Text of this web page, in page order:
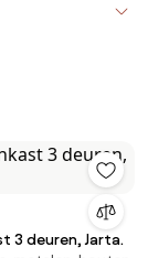
3 deuren, Jarta.